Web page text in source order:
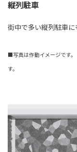
縦列駐車
街中で多い縦列駐車に
■写真は作動イメージです
す。